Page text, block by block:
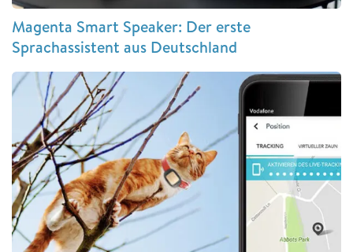
Magenta Smart Speaker: Der erste
Sprachassistent aus Deutschland